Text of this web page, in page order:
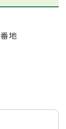
地